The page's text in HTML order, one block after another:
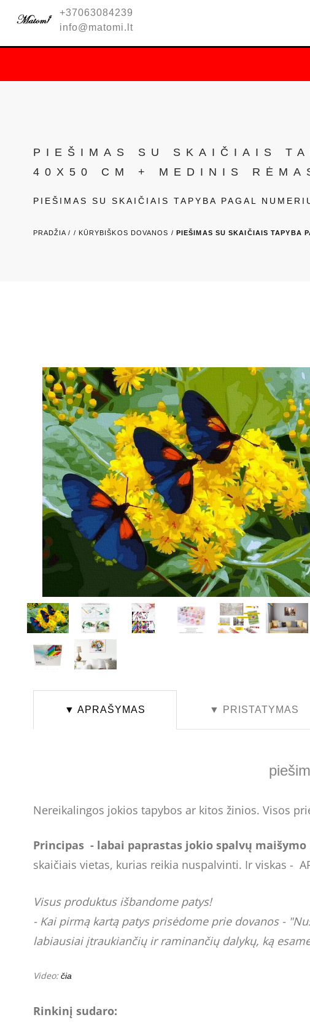
+37063084239
info@matomi.lt
PIEŠIMAS SU SKAIČIAIS
40X50 CM + MEDINIS
PIEŠIMAS SU SKAIČIAIS TAPYBA PAGAL
PRADŽIA / / KŪRYBIŠKOS DOVANOS / PIEŠIMAS SU SKAIČIAIS TAPYBA
▼ APRAŠYMAS ▼ PRISTATYMAS
Nereikalingos jokios tapybos ar kitos žinios. Visos
Principas - labai paprastas jokio spalvų maišymo
skaičiais vietas, kurias reikia nuspalvinti. Ir viskas -
Visus produktus išbandome patys!
- Kai pirmą kartą patys prisėdome prie dovanos -
labiausiai įtraukiančių ir raminančių dalykų, ką
Video:čia
Rinkinį sudaro: